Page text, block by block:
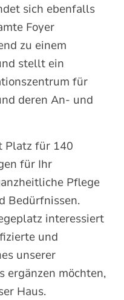
sich ebenfalls
Foyer
zu einem
stellt ein
für
deren An- und
Platz für 140
für Ihr
Pflege
Bedürfnissen.
interessiert
und
unserer
ergänzen möchten,
Haus.